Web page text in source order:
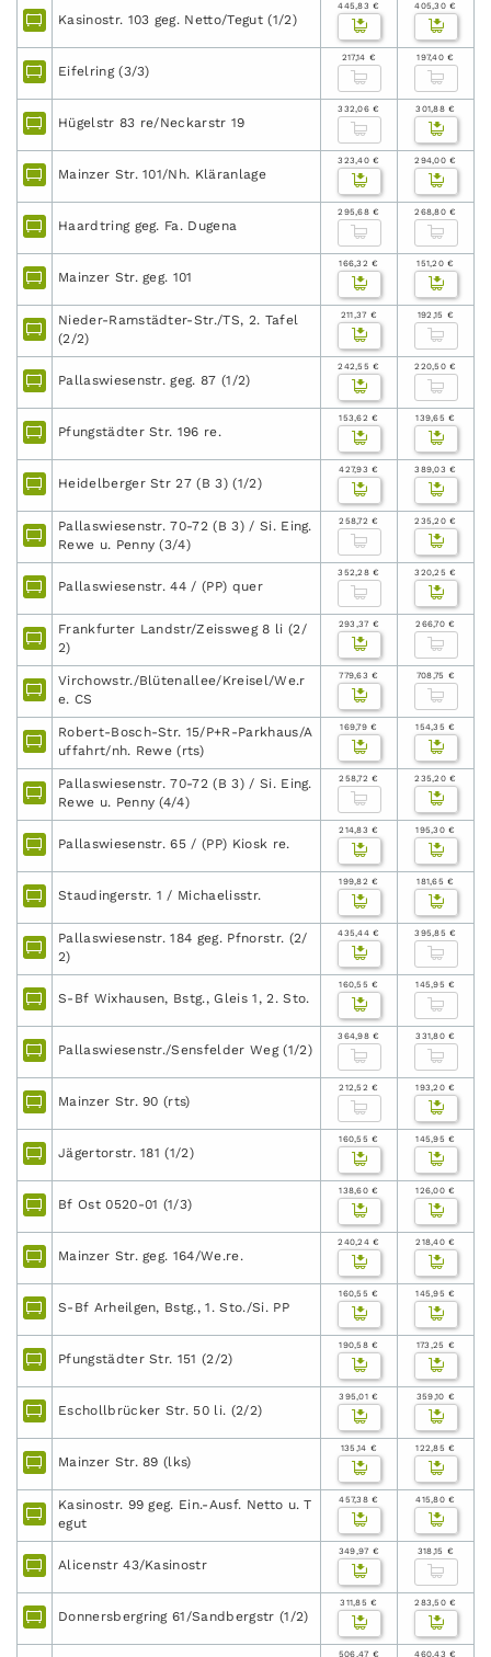
Kasinostr. 103 geg. Netto/Tegut (1/2)
445,83 € 405,30 €
Eifelring (3/3)
217,14 € 197,40 €
Hügelstr 83 re/Neckarstr 19
332,06 € 301,88 €
Mainzer Str. 101/Nh. Kläranlage
323,40 € 294,00 €
Haardtring geg. Fa. Dugena
295,68 € 268,80 €
Mainzer Str. geg. 101
166,32 € 151,20 €
Nieder-Ramstädter-Str./TS, 2. Tafel
(2/2)
211,37 € 192,15 €
Pallaswiesenstr. geg. 87 (1/2)
242,55 € 220,50 €
Pfungstädter Str. 196 re.
153,62 € 139,65 €
Heidelberger Str 27 (B 3) (1/2)
427,93 € 389,03 €
Pallaswiesenstr. 70-72 (B 3) / Si. Eing.
Rewe u. Penny (3/4)
258,72 € 235,20 €
Pallaswiesenstr. 44 / (PP) quer
352,28 € 320,25 €
Frankfurter Landstr/Zeissweg 8 li (2/
2)
293,37 € 266,70 €
Virchowstr./Blütenallee/Kreisel/We.r
e. CS
779,63 € 708,75 €
Robert-Bosch-Str. 15/P+R-Parkhaus/A
uffahrt/nh. Rewe (rts)
169,79 € 154,35 €
Pallaswiesenstr. 70-72 (B 3) / Si. Eing.
Rewe u. Penny (4/4)
258,72 € 235,20 €
Pallaswiesenstr. 65 / (PP) Kiosk re.
214,83 € 195,30 €
Staudingerstr. 1 / Michaelisstr.
199,82 € 181,65 €
Pallaswiesenstr. 184 geg. Pfnorstr. (2/
2)
435,44 € 395,85 €
S-Bf Wixhausen, Bstg., Gleis 1, 2. Sto.
160,55 € 145,95 €
Pallaswiesenstr./Sensfelder Weg (1/2)
364,98 € 331,80 €
Mainzer Str. 90 (rts)
212,52 € 193,20 €
Jägertorstr. 181 (1/2)
160,55 € 145,95 €
Bf Ost 0520-01 (1/3)
138,60 € 126,00 €
Mainzer Str. geg. 164/We.re.
240,24 € 218,40 €
S-Bf Arheilgen, Bstg., 1. Sto./Si. PP
160,55 € 145,95 €
Pfungstädter Str. 151 (2/2)
190,58 € 173,25 €
Eschollbrücker Str. 50 li. (2/2)
395,01 € 359,10 €
Mainzer Str. 89 (lks)
135,14 € 122,85 €
Kasinostr. 99 geg. Ein.-Ausf. Netto u. T
egut
457,38 € 415,80 €
Alicenstr 43/Kasinostr
349,97 € 318,15 €
Donnersbergring 61/Sandbergstr (1/2)
311,85 € 283,50 €
506,47 € 460,43 €